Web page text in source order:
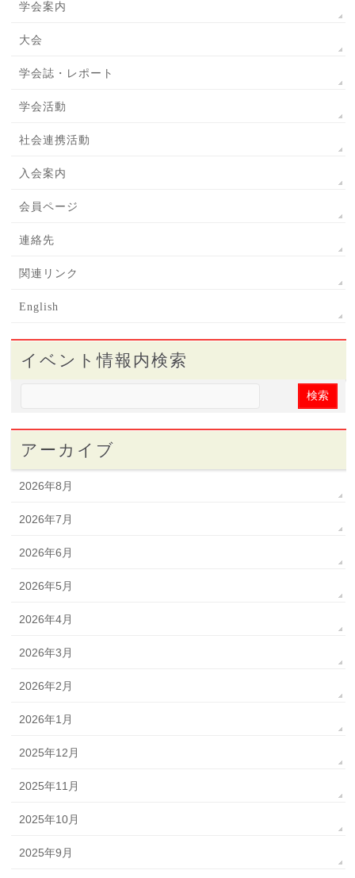
学会案内
大会
学会誌・レポート
学会活動
社会連携活動
入会案内
会員ページ
連絡先
関連リンク
English
イベント情報内検索
アーカイブ
2026年8月
2026年7月
2026年6月
2026年5月
2026年4月
2026年3月
2026年2月
2026年1月
2025年12月
2025年11月
2025年10月
2025年9月